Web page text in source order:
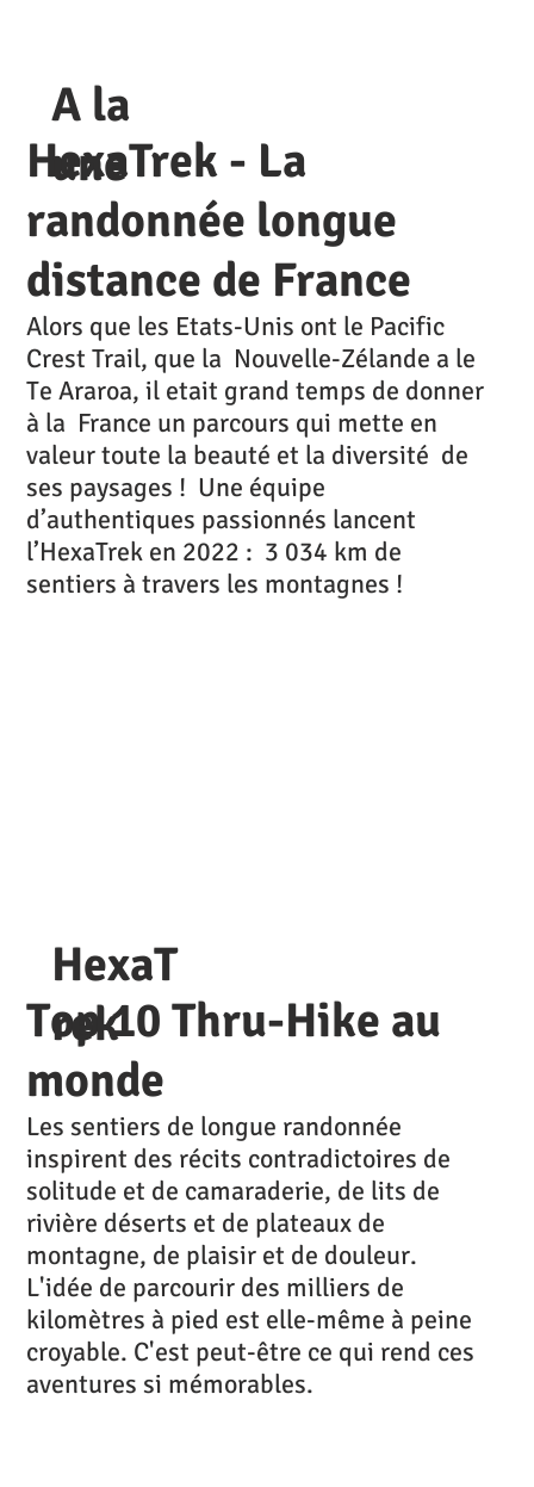
HexaTrek - La
randonnée longue
distance de France
Alors que les Etats-Unis ont le Pacific
Crest Trail, que la Nouvelle-Zélande a le
Te Araroa, il etait grand temps de donner
à la France un parcours qui mette en
valeur toute la beauté et la diversité de
ses paysages ! Une équipe
d’authentiques passionnés lancent
l’HexaTrek en 2022 : 3 034 km de
sentiers à travers les montagnes !
A la
une
Top 10 Thru-Hike au
monde
Les sentiers de longue randonnée
inspirent des récits contradictoires de
solitude et de camaraderie, de lits de
rivière déserts et de plateaux de
montagne, de plaisir et de douleur.
L'idée de parcourir des milliers de
kilomètres à pied est elle-même à peine
croyable. C'est peut-être ce qui rend ces
aventures si mémorables.
HexaT
rek